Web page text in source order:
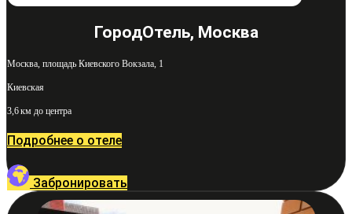
ГородОтель, Москва
Москва, площадь Киевского Вокзала, 1
Киевская
3,6 км до центра
Подробнее о отеле
Забронировать